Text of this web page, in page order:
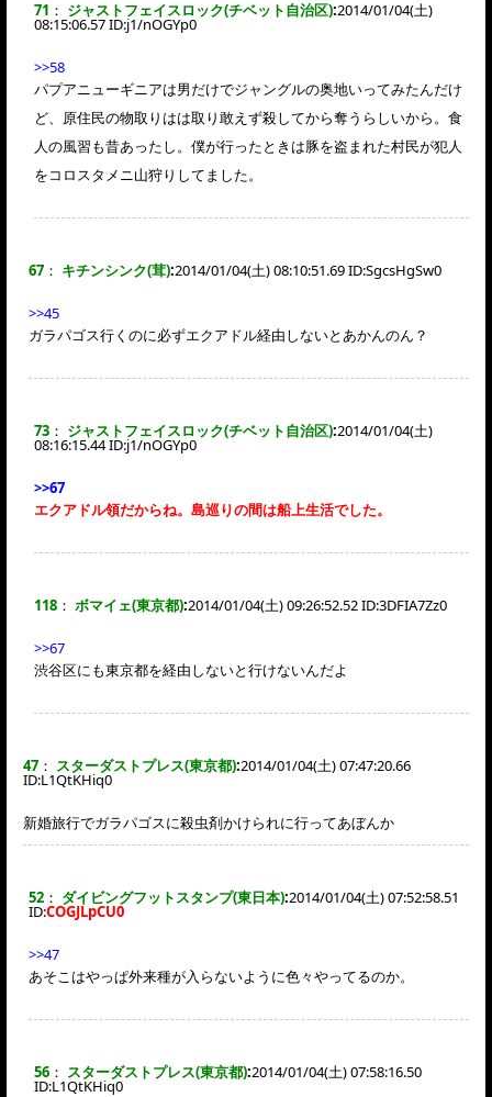
71 ： ジャストフェイスロック(チベット自治区):2014/01/04(土)
08:15:06.57 ID:j1/nOGYp0
>>58
パプアニューギニアは男だけでジャングルの奥地いってみたんだけ
ど、原住民の物取りはは取り敢えず殺してから奪うらしいから。食
人の風習も昔あったし。僕が行ったときは豚を盗まれた村民が犯人
をコロスタメニ山狩りしてました。
67 ： キチンシンク(茸):2014/01/04(土) 08:10:51.69 ID:SgcsHgSw0
>>45
ガラパゴス行くのに必ずエクアドル経由しないとあかんのん？
73 ： ジャストフェイスロック(チベット自治区):2014/01/04(土)
08:16:15.44 ID:j1/nOGYp0
>>67
エクアドル領だからね。島巡りの間は船上生活でした。
118 ： ボマイェ(東京都):2014/01/04(土) 09:26:52.52 ID:3DFIA7Zz0
>>67
渋谷区にも東京都を経由しないと行けないんだよ
47 ： スターダストプレス(東京都):2014/01/04(土) 07:47:20.66
ID:L1QtKHiq0
新婚旅行でガラパゴスに殺虫剤かけられに行ってあぼんか
52 ： ダイビングフットスタンプ(東日本):2014/01/04(土) 07:52:58.51
ID:COGJLpCU0
>>47
あそこはやっぱ外来種が入らないように色々やってるのか。
56 ： スターダストプレス(東京都):2014/01/04(土) 07:58:16.50
ID:L1QtKHiq0